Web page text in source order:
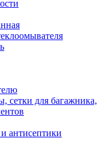
сетки для багажника,
антисептики